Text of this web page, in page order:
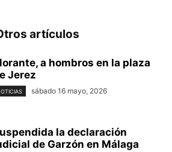
artículos
a hombros en la plaza
Jerez
sábado 16 mayo, 2026
la declaración
de Garzón en Málaga